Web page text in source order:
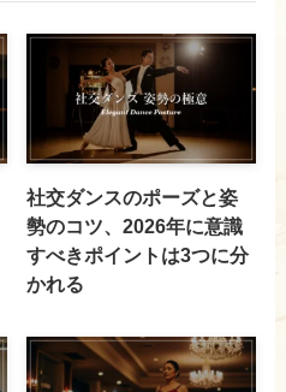
社交ダンスのポーズと姿
勢のコツ、2026年に意識
すべきポイントは3つに分
かれる